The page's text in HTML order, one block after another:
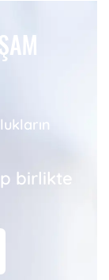
birlikte